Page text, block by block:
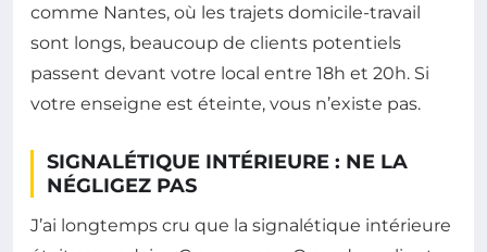
comme Nantes, où les trajets domicile-travail
sont longs, beaucoup de clients potentiels
passent devant votre local entre 18h et 20h. Si
votre enseigne est éteinte, vous n’existe pas.
SIGNALÉTIQUE INTÉRIEURE : NE LA
NÉGLIGEZ PAS
J’ai longtemps cru que la signalétique intérieure